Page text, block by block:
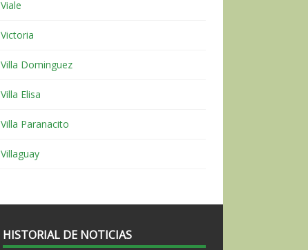
Viale
Victoria
Villa Dominguez
Villa Elisa
Villa Paranacito
Villaguay
HISTORIAL DE NOTICIAS